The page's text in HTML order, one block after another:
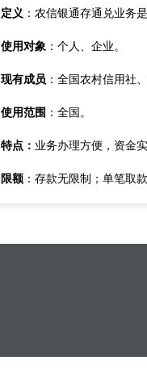
定义 ：农信银通存通兑业务
使用对象 ：个人、企业。
现有成员 ：全国农村信用社
使用范围 ：全国。
特点： 业务办理方便，资金
限额 ：存款无限制；单笔取